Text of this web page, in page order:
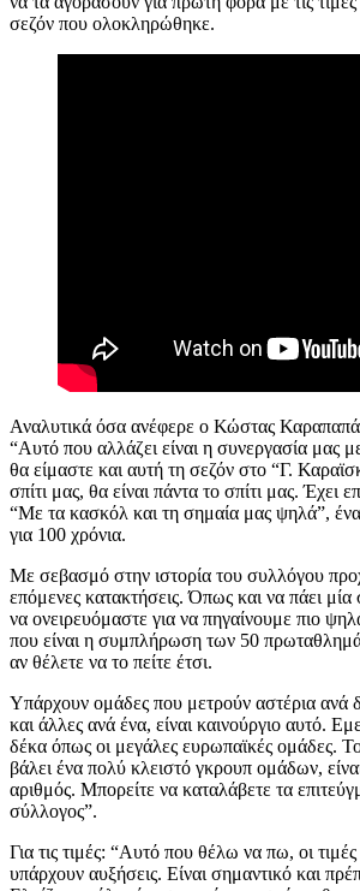
σεζόν που ολοκληρώθηκε.
Αναλυτικά όσα ανέφερε ο Κώστας
“Αυτό που αλλάζει είναι η συνεργασία μας
θα είμαστε και αυτή τη σεζόν στο “Γ.
σπίτι μας, θα είναι πάντα το σπίτι μας. Έχει
“Με τα κασκόλ και τη σημαία μας ψηλά”,
για 100 χρόνια.
Με σεβασμό στην ιστορία του συλλόγου
επόμενες κατακτήσεις. Όπως και να πάει
να ονειρευόμαστε για να πηγαίνουμε πιο
που είναι η συμπλήρωση των 50
αν θέλετε να το πείτε έτσι.
Υπάρχουν ομάδες που μετρούν αστέρια ανά
και άλλες ανά ένα, είναι καινούργιο αυτό.
δέκα όπως οι μεγάλες ευρωπαϊκές ομάδες.
βάλει ένα πολύ κλειστό γκρουπ ομάδων,
αριθμός. Μπορείτε να καταλάβετε τα
σύλλογος”.
Για τις τιμές: “Αυτό που θέλω να πω, οι τιμές
υπάρχουν αυξήσεις. Είναι σημαντικό και